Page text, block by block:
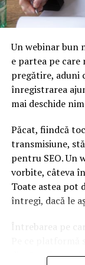
Așa că am
i-o prelucra, nu
Tavi! ”, a
Parcă pentru a
Clonda a
stăteau cu
Dar, spre
compus din
Moga nu a simit
primi în echipa
”Ai cântat
nu acesta este
Un webinar bun
e partea pe
pregătire, aduni
înregistrarea
mai deschide
Păcat, fiindcă
transmisiune,
pentru SEO. Un
vorbite, câteva
Toate astea pot
întregi, dacă le
Întrebarea pe
din Google, nu